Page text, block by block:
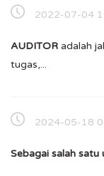
2022-07-04
AUDITOR adalah
tugas,...
2024-05-18
Sebagai salah satu